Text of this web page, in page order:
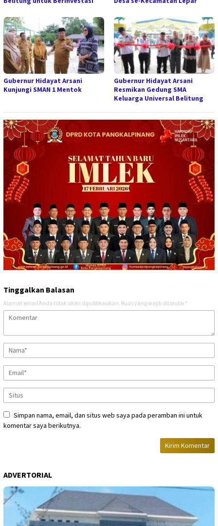
Gubernur Hidayat Arsani
Kunjungi SMAN 1 Mentok
Gubernur Hidayat Arsani
Resmikan Gedung SMA
Keluarga Universal Belitung
Tinggalkan Balasan
Alamat email Anda tidak akan dipublikasikan. Ruas yang wajib ditandai *
Simpan nama, email, dan situs web saya pada peramban ini untuk
komentar saya berikutnya.
ADVERTORIAL